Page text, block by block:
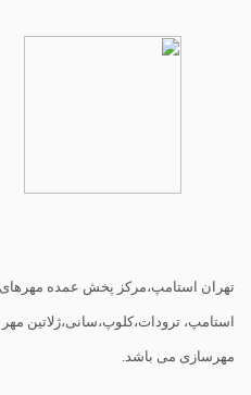
تهران استامپ،مرکز پخش عمده مهرهای
استامپ، ترودات،کلوپ،سانی،ژلاتین
مهرسازی می باشد.